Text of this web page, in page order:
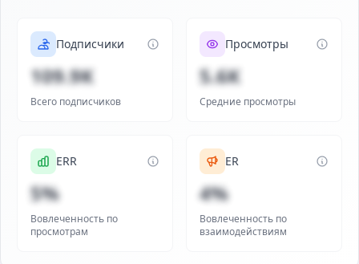
Подписчики
109.9K
Всего подписчиков
Просмотры
5.6K
Средние просмотры
ERR
5%
Вовлеченность по
просмотрам
ER
4%
Вовлеченность по
взаимодействиям